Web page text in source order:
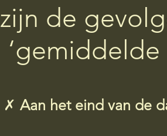
de
‘gemiddelde
✗ Aan het eind van de